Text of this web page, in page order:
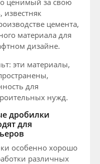
известняк
цемента,
материала для
дизайне.
эти материалы,
для
нужд.
дробилки
для
особенно хорошо
различных